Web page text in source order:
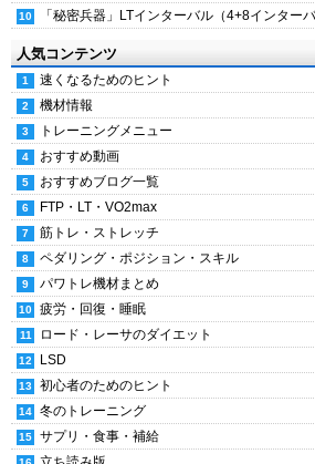
「秘密兵器」LTインターバル（4+8インター
人気コンテンツ
速くなるためのヒント
機材情報
トレーニングメニュー
おすすめ動画
おすすめブログ一覧
FTP・LT・VO2max
筋トレ・ストレッチ
ペダリング・ポジション・スキル
パワトレ機材まとめ
疲労・回復・睡眠
ロード・レーサのダイエット
LSD
初心者のためのヒント
冬のトレーニング
サプリ・食事・補給